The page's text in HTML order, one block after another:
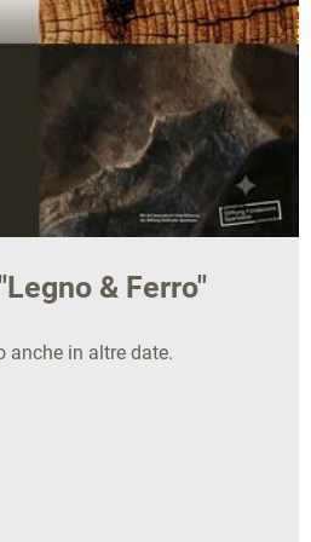
& Ferro"
anche in altre date.